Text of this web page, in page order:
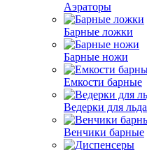
Аэраторы
Барные ложки
Барные ножи
Емкости барные
Ведерки для льда
Венчики барные